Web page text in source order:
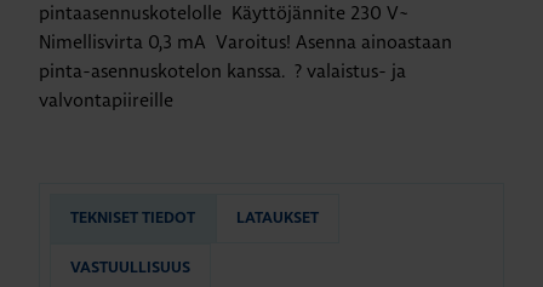
pintaasennuskotelolle Käyttöjännite 230 V~
Nimellisvirta 0,3 mA Varoitus! Asenna ainoastaan
pinta-asennuskotelon kanssa. ? valaistus- ja
valvontapiireille
TEKNISET TIEDOT LATAUKSET
VASTUULLISUUS